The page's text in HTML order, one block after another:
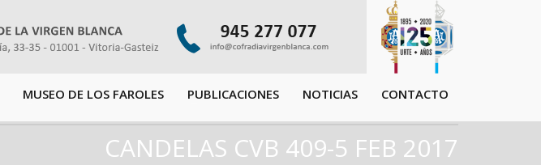
MUSEO DE LOS FAROLES PUBLICACIONES NOTICIAS CONTACTO
CANDELAS CVB 409-5 FEB 2017